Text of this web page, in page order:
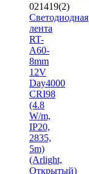
021419(2)
Светодиодная
лента
RT-
A60-
8mm
12V
Day4000
CRI98
(4.8
W/m,
IP20,
2835,
5m)
(Arlight,
Открытый)